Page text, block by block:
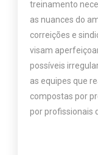
treinamento
as nuances do
correições e
visam
possíveis
as equipes que
compostas por
por profissionais